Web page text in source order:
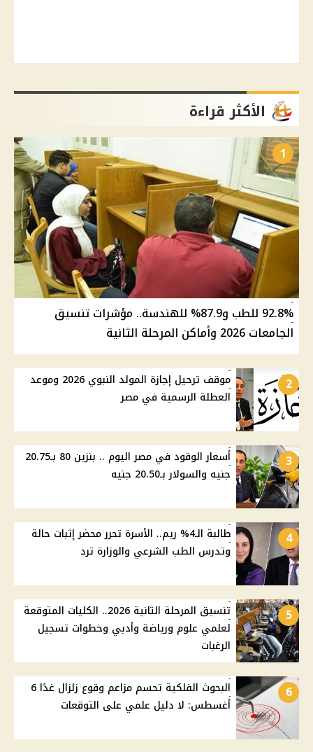
الأكثر قراءة
1
92.8% للطب و87.9% للهندسة.. مؤشرات تنسيق
الجامعات 2026 وأماكن المرحلة الثانية
2
موقف ترحيل إجازة المولد النبوي 2026 وموعد
العطلة الرسمية في مصر
3
أسعار الوقود في مصر اليوم .. بنزين 80 بـ20.75
جنيه والسولار بـ20.50 جنيه
4
طالبة الـ4% ريم.. الأسرة تحرر محضر إثبات حالة
وتدرس الطب الشرعي والوزارة ترد
5
تنسيق المرحلة الثانية 2026.. الكليات المتوقعة
لعلمي علوم ورياضة وأدبي وخطوات تسجيل
الرغبات
6
البحوث الفلكية تحسم مزاعم وقوع زلزال غدًا 6
أغسطس: لا دليل علمي على التوقعات